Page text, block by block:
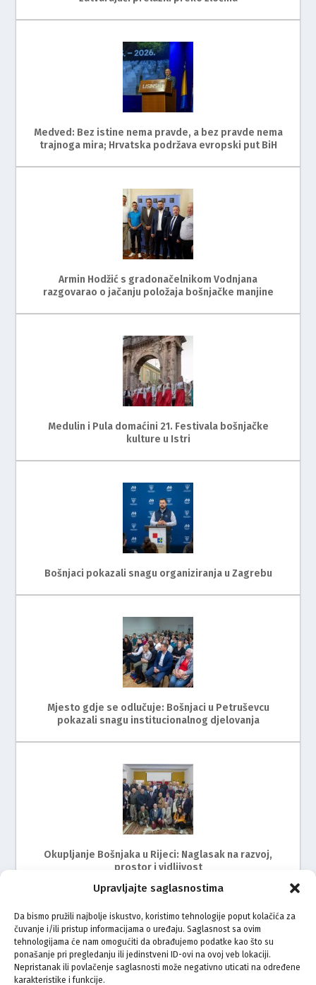
Upravljajte saglasnostima
Da bismo pružili najbolje iskustvo, koristimo tehnologije poput kolačića za
čuvanje i/ili pristup informacijama o uređaju. Saglasnost sa ovim
tehnologijama će nam omogućiti da obrađujemo podatke kao što su
ponašanje pri pregledanju ili jedinstveni ID-ovi na ovoj veb lokaciji.
Nepristanak ili povlačenje saglasnosti može negativno uticati na određene
karakteristike i funkcije.
Medved: Bez istine nema pravde, a bez pravde nema
trajnoga mira; Hrvatska podržava evropski put BiH
Armin Hodžić s gradonačelnikom Vodnjana
razgovarao o jačanju položaja bošnjačke manjine
Medulin i Pula domaćini 21. Festivala bošnjačke
kulture u Istri
Bošnjaci pokazali snagu organiziranja u Zagrebu
Mjesto gdje se odlučuje: Bošnjaci u Petruševcu
pokazali snagu institucionalnog djelovanja
Okupljanje Bošnjaka u Rijeci: Naglasak na razvoj,
prostor i vidljivost